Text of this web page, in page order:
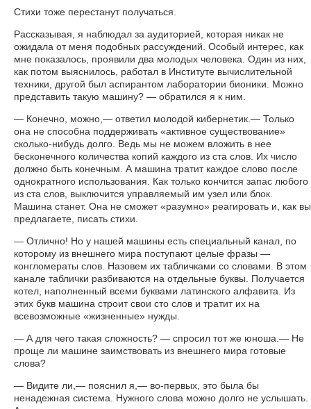
Стихи тоже перестанут получаться.
Рассказывая, я наблюдал за аудиторией, которая никак не
ожидала от меня подобных рассуждений. Особый интерес, как
мне показалось, проявили два молодых человека. Один из них,
как потом выяснилось, работал в Институте вычислительной
техники, другой был аспирантом лаборатории бионики. Можно
представить такую машину? — обратился я к ним.
— Конечно, можно,— ответил молодой кибернетик.— Только
она не способна поддерживать «активное существование»
сколько-нибудь долго. Ведь мы не можем вложить в нее
бесконечного количества копий каждого из ста слов. Их число
должно быть конечным. А машина тратит каждое слово после
однократного использования. Как только кончится запас любого
из ста слов, выключится управляемый им узел или блок.
Машина станет. Она не сможет «разумно» реагировать и, как вы
предлагаете, писать стихи.
— Отлично! Но у нашей машины есть специальный канал, по
которому из внешнего мира поступают целые фразы —
конгломераты слов. Назовем их табличками со словами. В этом
канале таблички разбиваются на отдельные буквы. Получается
котел, наполненный всеми буквами латинского алфавита. Из
этих букв машина строит свои сто слов и тратит их на
всевозможные «жизненные» нужды.
— А для чего такая сложность? — спросил тот же юноша.— Не
проще ли машине заимствовать из внешнего мира готовые
слова?
— Видите ли,— пояснил я,— во-первых, это была бы
ненадежная система. Нужного слова можно долго не услышать.